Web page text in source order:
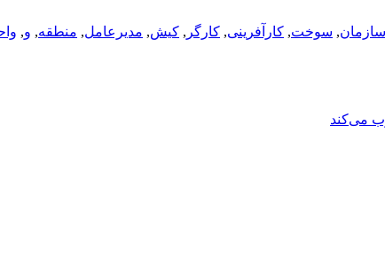
سازمان, سوخت, کارآفرینی, کارگر , کیش, مدیرعامل, منطقه, و,